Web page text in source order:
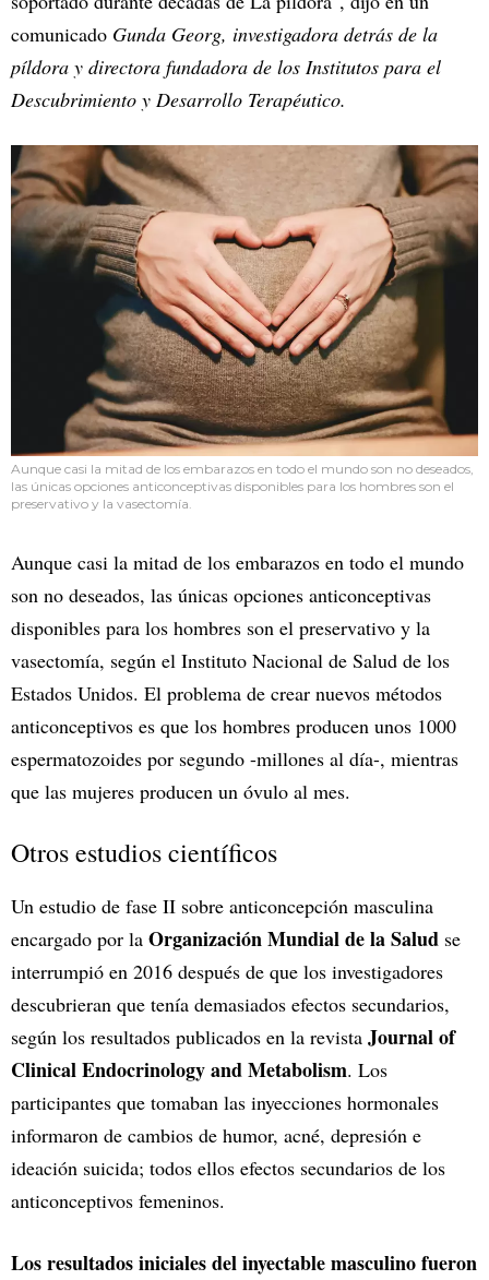
comunicado Gunda Georg, investigadora detrás de la
píldora y directora fundadora de los Institutos para el
Descubrimiento y Desarrollo Terapéutico.
Aunque casi la mitad de los embarazos en todo el mundo son no deseados,
las únicas opciones anticonceptivas disponibles para los hombres son el
preservativo y la vasectomía.
Aunque casi la mitad de los embarazos en todo el mundo
son no deseados, las únicas opciones anticonceptivas
disponibles para los hombres son el preservativo y la
vasectomía, según el Instituto Nacional de Salud de los
Estados Unidos. El problema de crear nuevos métodos
anticonceptivos es que los hombres producen unos 1000
espermatozoides por segundo -millones al día-, mientras
que las mujeres producen un óvulo al mes.
Otros estudios científicos
Un estudio de fase II sobre anticoncepción masculina
encargado por la Organización Mundial de la Salud se
interrumpió en 2016 después de que los investigadores
descubrieran que tenía demasiados efectos secundarios,
según los resultados publicados en la revista Journal of
Clinical Endocrinology and Metabolism. Los
participantes que tomaban las inyecciones hormonales
informaron de cambios de humor, acné, depresión e
ideación suicida; todos ellos efectos secundarios de los
anticonceptivos femeninos.
Los resultados iniciales del inyectable masculino fueron